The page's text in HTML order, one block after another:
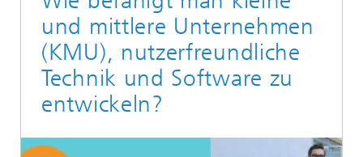
und mittlere Unternehmen
(KMU), nutzerfreundliche
Technik und Software zu
entwickeln?